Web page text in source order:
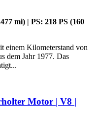
mi) | PS: 218 PS (160
einem Kilometerstand von
dem Jahr 1977. Das
Motor | V8 |